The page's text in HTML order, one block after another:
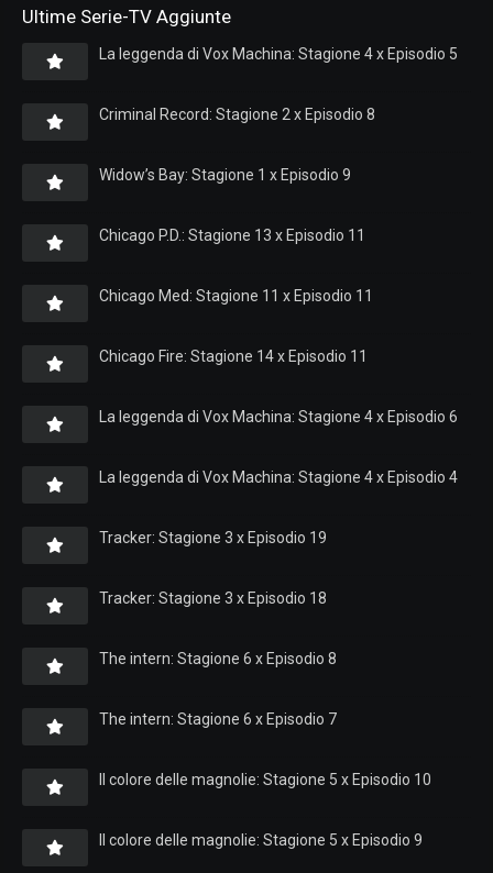
Ultime Serie-TV Aggiunte
La leggenda di Vox Machina: Stagione 4 x Episodio 5
Criminal Record: Stagione 2 x Episodio 8
Widow’s Bay: Stagione 1 x Episodio 9
Chicago P.D.: Stagione 13 x Episodio 11
Chicago Med: Stagione 11 x Episodio 11
Chicago Fire: Stagione 14 x Episodio 11
La leggenda di Vox Machina: Stagione 4 x Episodio 6
La leggenda di Vox Machina: Stagione 4 x Episodio 4
Tracker: Stagione 3 x Episodio 19
Tracker: Stagione 3 x Episodio 18
The intern: Stagione 6 x Episodio 8
The intern: Stagione 6 x Episodio 7
Il colore delle magnolie: Stagione 5 x Episodio 10
Il colore delle magnolie: Stagione 5 x Episodio 9